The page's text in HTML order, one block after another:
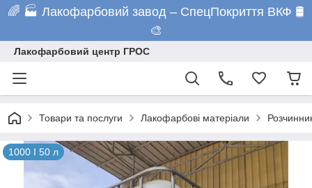
🌈 🏭 Лакофарбовий завод – СпецПокриття ВКФ 🛢️
🎨
Лакофарбовий центр ГРОС
Товари та послуги Лакофарбові матеріали
1000 I 50 л